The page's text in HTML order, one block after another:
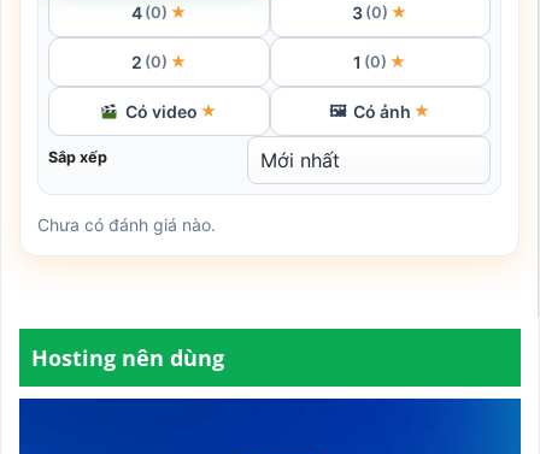
4 (0) ★ 3 (0) ★
2 (0) ★ 1 (0) ★
Có video ★ 🖼 Có ảnh ★
Sắp xếp
Chưa có đánh giá nào.
Hosting nên dùng